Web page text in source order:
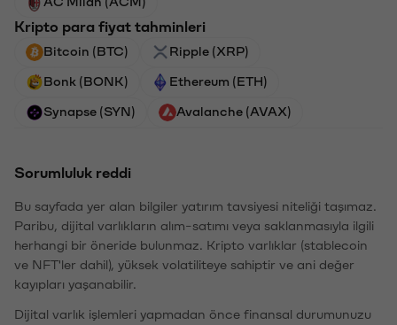
Kripto para fiyat tahminleri
Bitcoin (BTC) Ripple (XRP)
Bonk (BONK) Ethereum (ETH)
Synapse (SYN) Avalanche (AVAX)
Sorumluluk reddi
Bu sayfada yer alan bilgiler yatırım tavsiyesi niteliği taşımaz.
Paribu, dijital varlıkların alım-satımı veya saklanmasıyla ilgili
herhangi bir öneride bulunmaz. Kripto varlıklar (stablecoin
ve NFT'ler dahil), yüksek volatiliteye sahiptir ve ani değer
kayıpları yaşanabilir.
Dijital varlık işlemleri yapmadan önce finansal durumunuzu